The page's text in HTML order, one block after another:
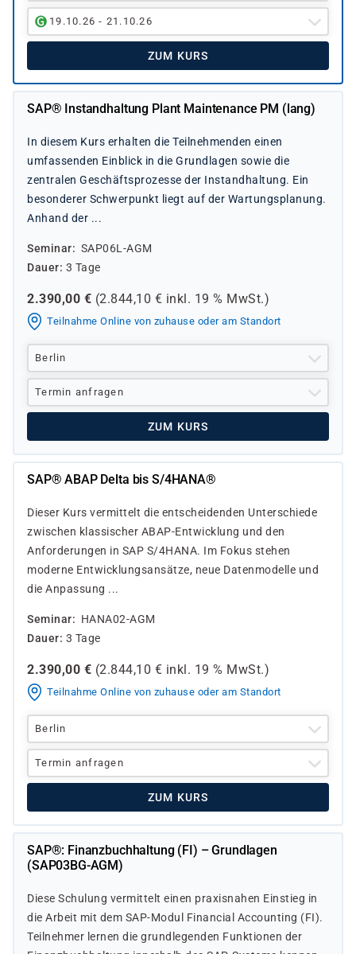
19.10.26 - 21.10.26
ZUM KURS
SAP® Instandhaltung Plant Maintenance PM (lang)
In diesem Kurs erhalten die Teilnehmenden einen
umfassenden Einblick in die Grundlagen sowie die
zentralen Geschäftsprozesse der Instandhaltung. Ein
besonderer Schwerpunkt liegt auf der Wartungsplanung.
Anhand der ...
Seminar
SAP06L-AGM
Dauer 3 Tage
2.390,00 € (2.844,10 € inkl. 19 % MwSt.)
Teilnahme Online von zuhause oder am Standort
Berlin
Termin anfragen
ZUM KURS
SAP® ABAP Delta bis S/4HANA®
Dieser Kurs vermittelt die entscheidenden Unterschiede
zwischen klassischer ABAP-Entwicklung und den
Anforderungen in SAP S/4HANA. Im Fokus stehen
moderne Entwicklungsansätze, neue Datenmodelle und
die Anpassung ...
Seminar
HANA02-AGM
Dauer 3 Tage
2.390,00 € (2.844,10 € inkl. 19 % MwSt.)
Teilnahme Online von zuhause oder am Standort
Berlin
Termin anfragen
ZUM KURS
SAP®: Finanzbuchhaltung (FI) – Grundlagen
(SAP03BG-AGM)
Diese Schulung vermittelt einen praxisnahen Einstieg in
die Arbeit mit dem SAP-Modul Financial Accounting (FI).
Teilnehmer lernen die grundlegenden Funktionen der